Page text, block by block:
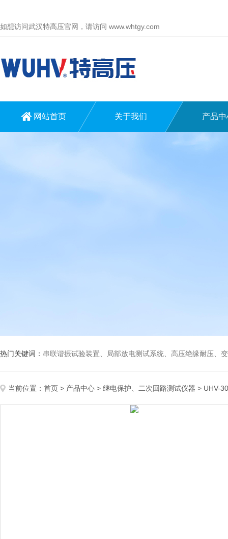
如想访问武汉特高压官网，请访问 www.whtgy.com
网站首页 关于我们 产品中
热门关键词： 串联谐振试验装置、局部放电测试系统、高压绝缘耐压、变
当前位置： 首页 > 产品中心 > 继电保护、二次回路测试仪器 > UHV-